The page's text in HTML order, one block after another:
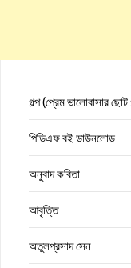
গল্প (প্রেম ভালোবাসার ছোট
পিডিএফ বই ডাউনলোড
অনুবাদ কবিতা
আবৃত্তি
অতুলপ্রসাদ সেন